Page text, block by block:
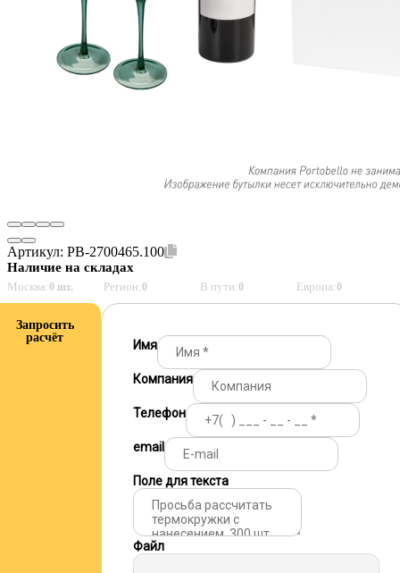
Артикул: PB-2700465.100
Наличие на складах
Москва:0 шт. Регион:0 В пути:0 Европа:0
Запросить
расчёт
Имя
Компания
Телефон
email
Поле для текста
Файл